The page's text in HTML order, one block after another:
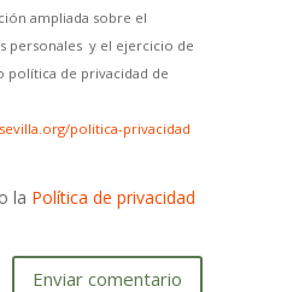
ampliada sobre el
personales y el ejercicio de
política de privacidad de
politica-privacidad
la Política de privacidad
Enviar comentario